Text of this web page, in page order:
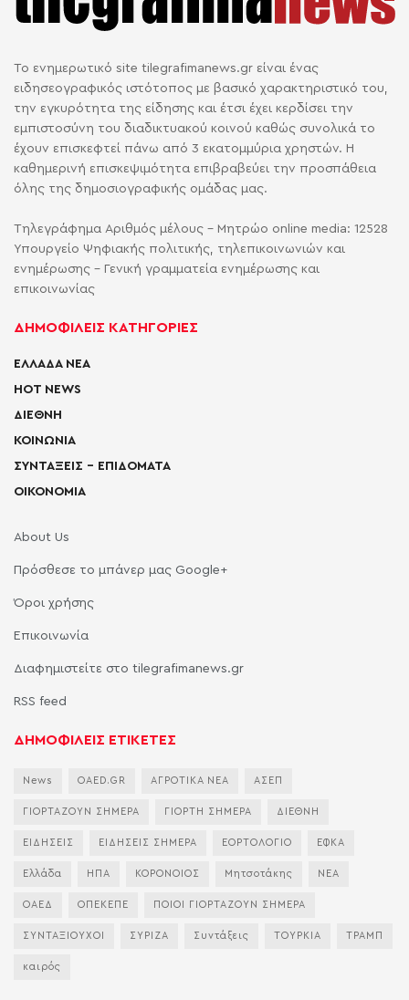
Το ενημερωτικό site tilegrafimanews.gr είναι ένας
ειδησεογραφικός ιστότοπος με βασικό χαρακτηριστικό του,
την εγκυρότητα της είδησης και έτσι έχει κερδίσει την
εμπιστοσύνη του διαδικτυακού κοινού καθώς συνολικά το
έχουν επισκεφτεί πάνω από 3 εκατομμύρια χρηστών. Η
καθημερινή επισκεψιμότητα επιβραβεύει την προσπάθεια
όλης της δημοσιογραφικής ομάδας μας.
Τηλεγράφημα Αριθμός μέλους - Μητρώο online media: 12528
Υπουργείο Ψηφιακής πολιτικής, τηλεπικοινωνιών και
ενημέρωσης - Γενική γραμματεία ενημέρωσης και
επικοινωνίας
ΔΗΜΟΦΙΛΕΙΣ ΚΑΤΗΓΟΡΙΕΣ
ΕΛΛΑΔΑ ΝΕΑ
HOT NEWS
ΔΙΕΘΝΗ
ΚΟΙΝΩΝΙΑ
ΣΥΝΤΑΞΕΙΣ – ΕΠΙΔΟΜΑΤΑ
ΟΙΚΟΝΟΜΙΑ
About Us
Πρόσθεσε το μπάνερ μας Google+
Όροι χρήσης
Επικοινωνία
Διαφημιστείτε στο tilegrafimanews.gr
RSS feed
ΔΗΜΟΦΙΛΕΙΣ ΕΤΙΚΕΤΕΣ
News OAED.GR ΑΓΡΟΤΙΚΑ ΝΕΑ ΑΣΕΠ
ΓΙΟΡΤΑΖΟΥΝ ΣΗΜΕΡΑ ΓΙΟΡΤΗ ΣΗΜΕΡΑ ΔΙΕΘΝΗ
ΕΙΔΗΣΕΙΣ ΕΙΔΗΣΕΙΣ ΣΗΜΕΡΑ ΕΟΡΤΟΛΟΓΙΟ ΕΦΚΑ
Ελλάδα ΗΠΑ ΚΟΡΟΝΟΙΟΣ Μητσοτάκης ΝΕΑ
ΟΑΕΔ ΟΠΕΚΕΠΕ ΠΟΙΟΙ ΓΙΟΡΤΑΖΟΥΝ ΣΗΜΕΡΑ
ΣΥΝΤΑΞΙΟΥΧΟΙ ΣΥΡΙΖΑ Συντάξεις ΤΟΥΡΚΙΑ ΤΡΑΜΠ
καιρός